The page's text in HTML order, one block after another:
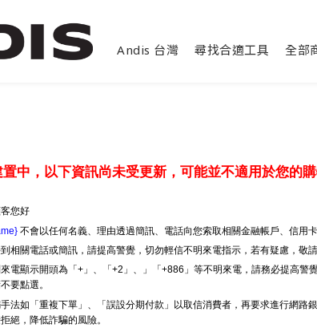
Andis 台灣 尋找合適工具 全部
中，以下資訊尚未受更新，可能並不適用於您的
您好
不會以任何名義、理由透過簡訊、電話向您索取相關金融帳戶、信用
相關電話或簡訊，請提高警覺，切勿輕信不明來電指示，若有疑慮，敬
電顯示開頭為「+」、「+2」、」「+886」等不明來電，請務必提高
要點選。
法如「重複下單」、「誤設分期付款」以取信消費者，再要求進行網
絕，降低詐騙的風險。